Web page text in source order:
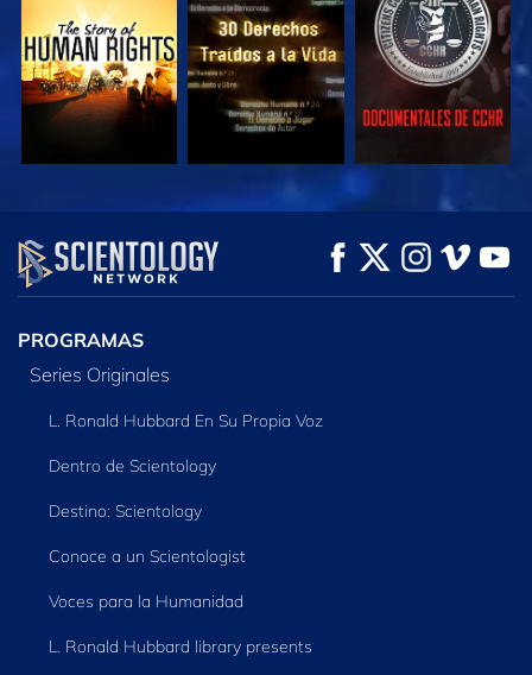
VE VE VE
VE
EXPLORA LAS
SERIES
PROGRAMAS
Series Originales
L. Ronald Hubbard En Su Propia Voz
Dentro de Scientology
Destino: Scientology
Conoce a un Scientologist
Voces para la Humanidad
L. Ronald Hubbard library presents